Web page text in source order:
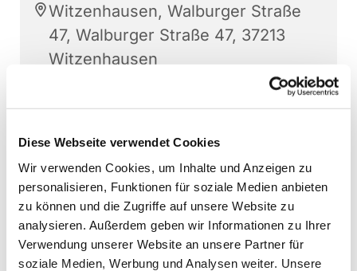
Diese Webseite verwendet Cookies
Wir verwenden Cookies, um Inhalte und Anzeigen zu
personalisieren, Funktionen für soziale Medien anbieten
zu können und die Zugriffe auf unsere Website zu
analysieren. Außerdem geben wir Informationen zu Ihrer
Verwendung unserer Website an unsere Partner für
soziale Medien, Werbung und Analysen weiter. Unsere
Witzenhausen, Walburger Straße
47, Walburger Straße 47, 37213
Witzenhausen